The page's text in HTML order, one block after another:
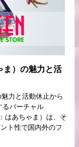
ま）の魅力と活
力と活動休止から
るバーチャル
はあちゃま）は、そ
ト性で国内外のフ